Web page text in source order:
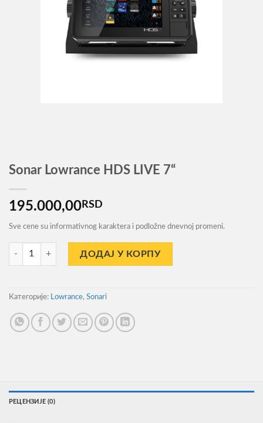
Sonar Lowrance HDS LIVE 7“
195.000,00RSD
Sve cene su informativnog karaktera i podložne dnevnoj promeni.
Sonar Lowrance HDS LIVE 7'' количина
ДОДАЈ У КОРПУ
Категорије: Lowrance, Sonari
РЕЦЕНЗИЈЕ (0)